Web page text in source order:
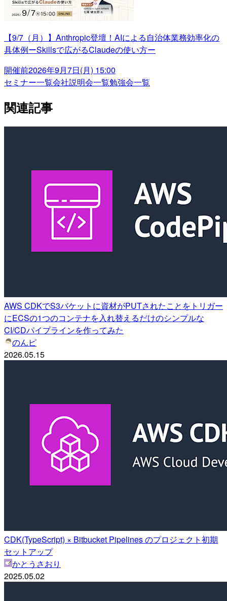
【9/7（月）】Anthropic登壇！AIによる自治体業務効率化の
具体例ーSkillsで広がるClaudeの使い方ー
開催前2026年9月7日(月) 15:00
セミナー一覧会社説明会一覧勉強会一覧
関連記事
AWS CDKでS3バケットに資材がPUTされたことをトリガー
にECSの1つのコンテナを入れ替えるだけのシンプルな
CI/CDパイプラインを作ってみた
のんピ
2026.05.15
CDK(TypeScript) × Bitbucket Pipelines のプロジェクト初期
セットアップ
かとうさおり
2025.05.02